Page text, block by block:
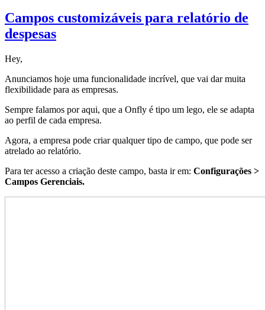
Campos customizáveis para relatório de
despesas
Hey,
Anunciamos hoje uma funcionalidade incrível, que vai dar muita
flexibilidade para as empresas.
Sempre falamos por aqui, que a Onfly é tipo um lego, ele se adapta
ao perfil de cada empresa.
Agora, a empresa pode criar qualquer tipo de campo, que pode ser
atrelado ao relatório.
Para ter acesso a criação deste campo, basta ir em: Configurações >
Campos Gerenciais.